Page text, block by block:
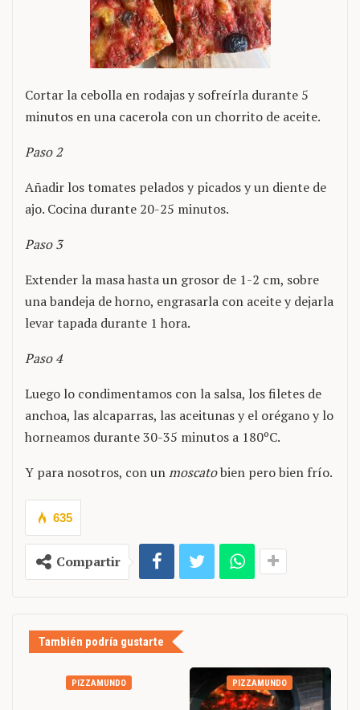
Cortar la cebolla en rodajas y sofreírla durante 5
minutos en una cacerola con un chorrito de aceite.
Paso 2
Añadir los tomates pelados y picados y un diente de
ajo. Cocina durante 20-25 minutos.
Paso 3
Extender la masa hasta un grosor de 1-2 cm, sobre
una bandeja de horno, engrasarla con aceite y dejarla
levar tapada durante 1 hora.
Paso 4
Luego lo condimentamos con la salsa, los filetes de
anchoa, las alcaparras, las aceitunas y el orégano y lo
horneamos durante 30-35 minutos a 180ºC.
Y para nosotros, con unmoscatobien pero bien frío.
635
Compartir
También podría gustarte
PIZZAMUNDO PIZZAMUNDO